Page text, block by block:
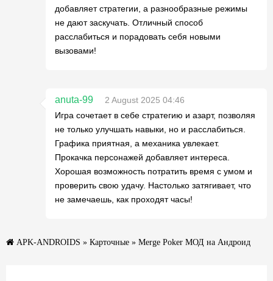
добавляет стратегии, а разнообразные режимы
не дают заскучать. Отличный способ
расслабиться и порадовать себя новыми
вызовами!
anuta-99
2 August 2025 04:46
Игра сочетает в себе стратегию и азарт, позволяя
не только улучшать навыки, но и расслабиться.
Графика приятная, а механика увлекает.
Прокачка персонажей добавляет интереса.
Хорошая возможность потратить время с умом и
проверить свою удачу. Настолько затягивает, что
не замечаешь, как проходят часы!
APK-ANDROIDS » Карточные » Merge Poker МОД на Андроид